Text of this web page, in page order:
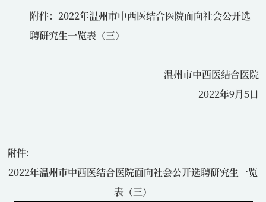
附件： 2022年温州市中西医结合医院面向社会公开选
聘研究生一览表（三）
温州市中西医结合医院
2022年9月5日
附件:
2022年温州市中西医结合医院面向社会公开选聘研究生一览
表（三）